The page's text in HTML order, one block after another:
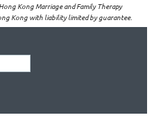
Kong Marriage and Family Therapy
Kong with liability limited by guarantee.